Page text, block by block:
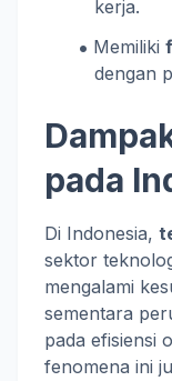
kerja.
Memiliki
dengan
pada
Di Indonesia,
sektor
mengalami
sementara
pada efisiensi
fenomena ini